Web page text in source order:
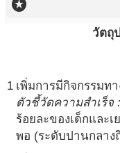
วัตถุ
1 เพิ่มการมีกิจกรรมท
ตัวชี้วัดความสำเร็จ :
ร้อยละของเด็กและ
พอ (ระดับปานกลาง